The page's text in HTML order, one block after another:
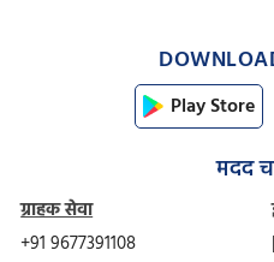
Play Store
मदद
ग्राहक सेवा
+91 9677391108